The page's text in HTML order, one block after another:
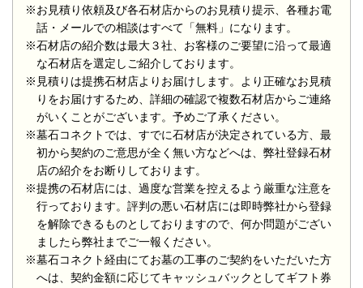
※お見積り依頼及び各石材店からのお見積り提示、各種お電
話・メールでの相談はすべて「無料」になります。
※石材店の紹介数は最大３社、お客様のご要望に沿って最適
な石材店を選定しご紹介しております。
※見積りは提携石材店よりお届けします。より正確なお見積
りをお届けするため、詳細の確認で複数石材店からご連絡
がいくことがございます。予めご了承ください。
※墓石コネクトでは、すでに石材店が決定されている方、最
初から契約のご意思が全く無い方などへは、弊社登録石材
店の紹介をお断りしております。
※提携の石材店には、過度な営業を控えるよう厳重な注意を
行っております。評判の悪い石材店には即時弊社から登録
を解除できるものとしておりますので、何か問題がござい
ましたら弊社までご一報ください。
※墓石コネクト経由にてお墓の工事のご契約をいただいた方
へは、契約金額に応じてキャッシュバックとしてギフト券